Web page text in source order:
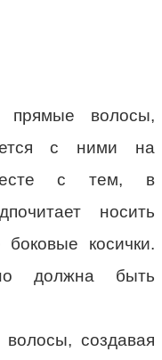
прямые волосы,
с ними на
с тем, в
носить
косички.
должна быть
создавая